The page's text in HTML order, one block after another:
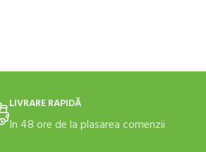
LIVRARE RAPIDĂ
In 48 ore de la plasarea comenzii